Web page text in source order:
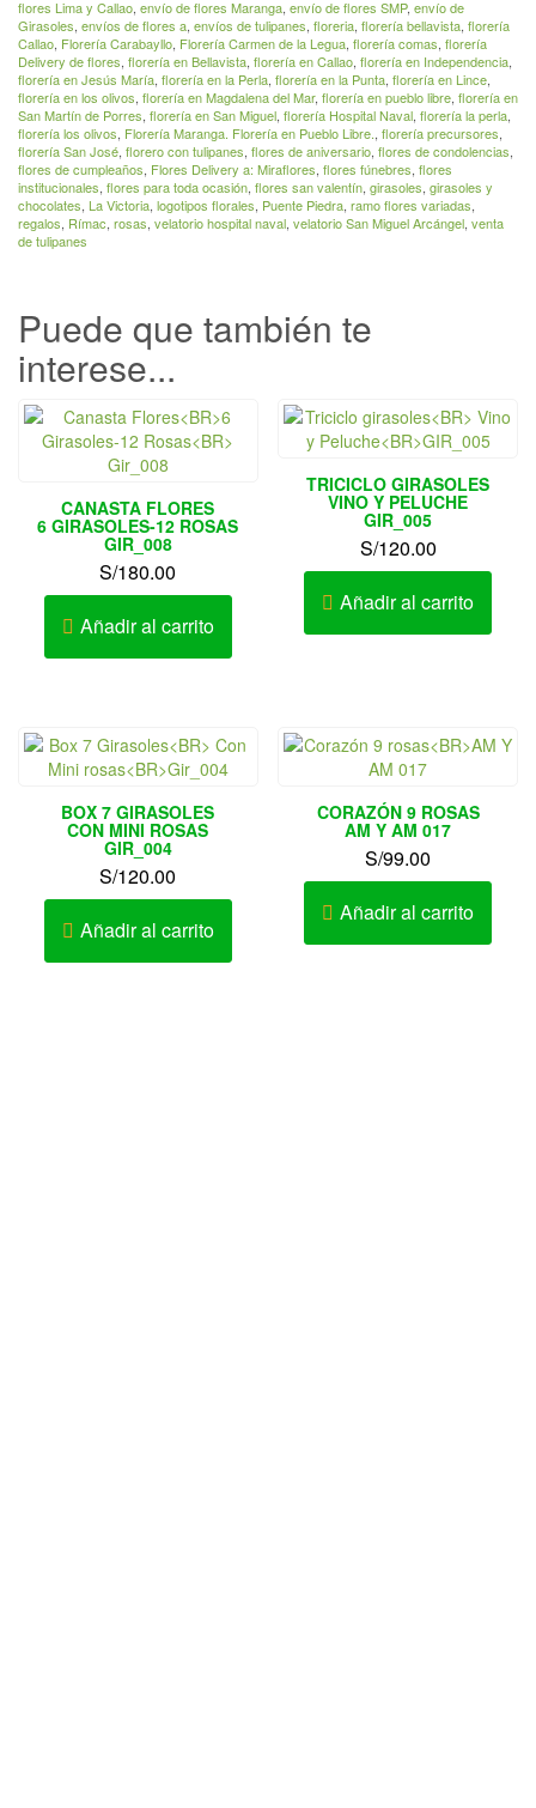
flores Lima y Callao, envío de flores Maranga, envío de flores SMP, envío de
Girasoles, envíos de flores a, envíos de tulipanes, floreria, florería bellavista, florería
Callao, Florería Carabayllo, Florería Carmen de la Legua, florería comas, florería
Delivery de flores, florería en Bellavista, florería en Callao, florería en Independencia,
florería en Jesús María, florería en la Perla, florería en la Punta, florería en Lince,
florería en los olivos, florería en Magdalena del Mar, florería en pueblo libre, florería en
San Martín de Porres, florería en San Miguel, florería Hospital Naval, florería la perla,
florería los olivos, Florería Maranga. Florería en Pueblo Libre., florería precursores,
florería San José, florero con tulipanes, flores de aniversario, flores de condolencias,
flores de cumpleaños, Flores Delivery a: Miraflores, flores fúnebres, flores
institucionales, flores para toda ocasión, flores san valentín, girasoles, girasoles y
chocolates, La Victoria, logotipos florales, Puente Piedra, ramo flores variadas,
regalos, Rímac, rosas, velatorio hospital naval, velatorio San Miguel Arcángel, venta
de tulipanes
Puede que también te
interese...
CANASTA FLORES
6 GIRASOLES-12 ROSAS
GIR_008
S/180.00
Añadir al carrito
TRICICLO GIRASOLES
VINO Y PELUCHE
GIR_005
S/120.00
Añadir al carrito
BOX 7 GIRASOLES
CON MINI ROSAS
GIR_004
S/120.00
Añadir al carrito
CORAZÓN 9 ROSAS
AM Y AM 017
S/99.00
Añadir al carrito